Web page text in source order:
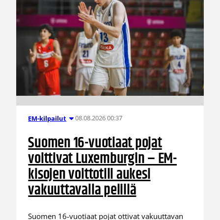
EM-kilpailut 08.08.2026 00:37
Suomen 16-vuotiaat pojat
voittivat Luxemburgin – EM-
kisojen voittotili aukesi
vakuuttavalla pelillä
Suomen 16-vuotiaat pojat ottivat vakuuttavan